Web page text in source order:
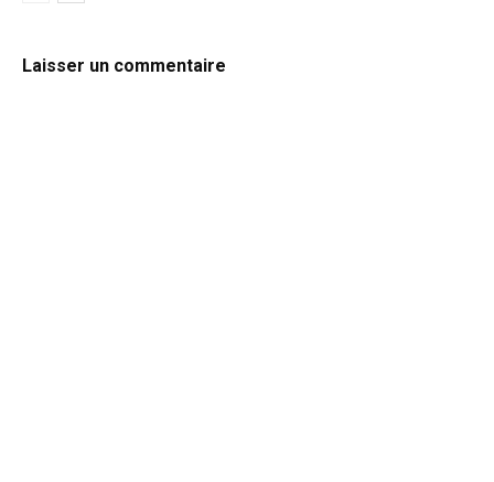
Laisser un commentaire